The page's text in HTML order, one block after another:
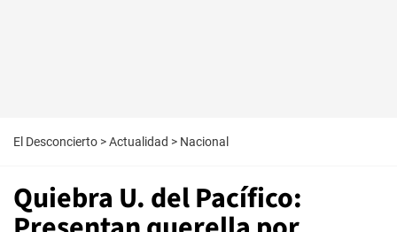
El Desconcierto >Actualidad > Nacional
Quiebra U. del Pacífico: